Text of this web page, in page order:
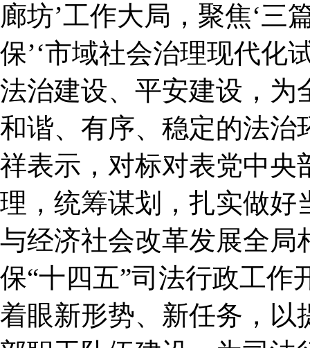
廊坊’工作大局，聚焦‘三
保’‘市域社会治理现代化
法治建设、平安建设，为
和谐、有序、稳定的法治
祥表示，对标对表党中央
理，统筹谋划，扎实做好
与经济社会改革发展全局
保“十四五”司法行政工作
着眼新形势、新任务，以